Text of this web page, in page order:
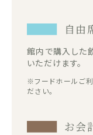
自由
館内で購入した
いただけます。
※フードホールご
ださい。
お会